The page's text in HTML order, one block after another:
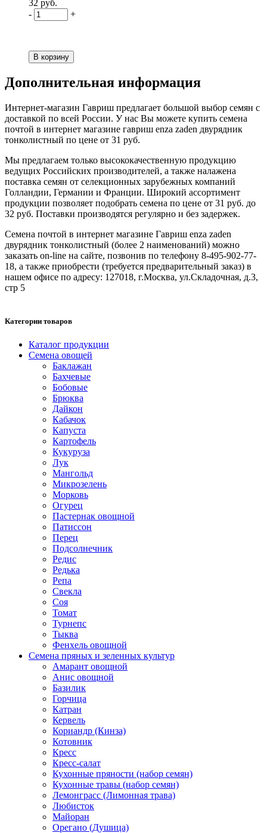
32 руб.
-
+
Дополнительная информация
Интернет-магазин Гавриш предлагает большой выбор семян с
доставкой по всей России. У нас Вы можете купить семена
почтой в интернет магазине гавриш enza zaden двурядник
тонколистный по цене от 31 руб.
Мы предлагаем только высококачественную продукцию
ведущих Российских производителей, а также налажена
поставка семян от селекционных зарубежных компаний
Голландии, Германии и Франции. Широкий ассортимент
продукции позволяет подобрать семена по цене от 31 руб. до
32 руб. Поставки производятся регулярно и без задержек.
Семена почтой в интернет магазине Гавриш enza zaden
двурядник тонколистный (более 2 наименований) можно
заказать on-line на сайте, позвонив по телефону 8-495-902-77-
18, а также приобрести (требуется предварительный заказ) в
нашем офисе по адресу: 127018, г.Москва, ул.Складочная, д.3,
стр 5
Категории товаров
Каталог продукции
Семена овощей
Баклажан
Бахчевые
Бобовые
Брюква
Дайкон
Кабачок
Капуста
Картофель
Кукуруза
Лук
Мангольд
Микрозелень
Морковь
Огурец
Пастернак овощной
Патиссон
Перец
Подсолнечник
Редис
Редька
Репа
Свекла
Соя
Томат
Турнепс
Тыква
Фенхель овощной
Семена пряных и зеленных культур
Амарант овощной
Анис овощной
Базилик
Горчица
Катран
Кервель
Кориандр (Кинза)
Котовник
Кресс
Кресс-салат
Кухонные пряности (набор семян)
Кухонные травы (набор семян)
Лемонграсс (Лимонная трава)
Любисток
Майоран
Орегано (Душица)